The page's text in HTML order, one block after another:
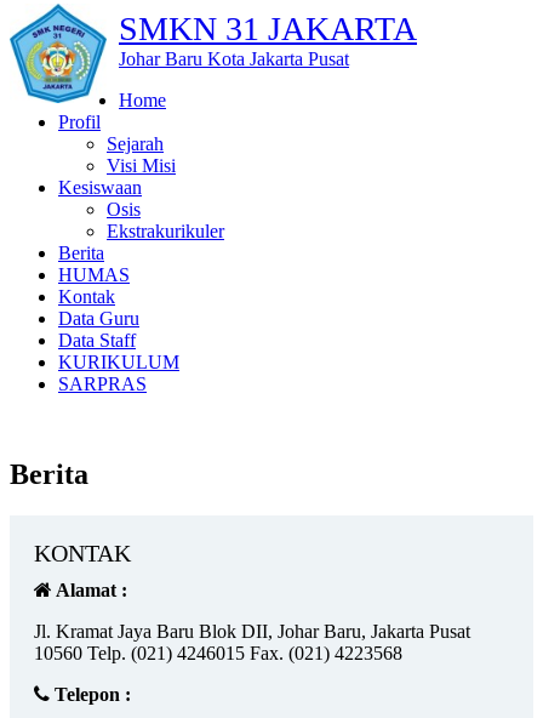
SMKN 31 JAKARTA
Johar Baru Kota Jakarta Pusat
Home
Profil
Sejarah
Visi Misi
Kesiswaan
Osis
Ekstrakurikuler
Berita
HUMAS
Kontak
Data Guru
Data Staff
KURIKULUM
SARPRAS
Berita
KONTAK
Alamat :
Jl. Kramat Jaya Baru Blok DII, Johar Baru, Jakarta Pusat
10560 Telp. (021) 4246015 Fax. (021) 4223568
Telepon :